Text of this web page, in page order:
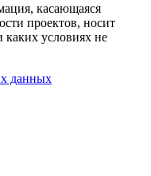
касающаяся
проектов, носит
условиях не
данных